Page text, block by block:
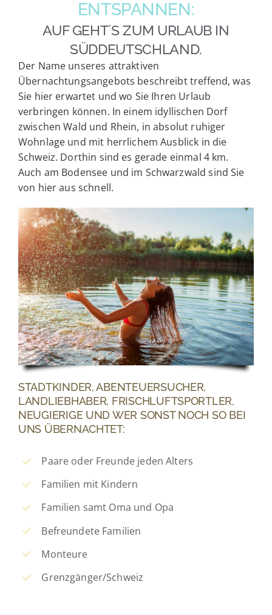
ENTSPANNEN:
AUF GEHT´S ZUM URLAUB IN
SÜDDEUTSCHLAND.
Der Name unseres attraktiven
Übernachtungsangebots beschreibt treffend, was
Sie hier erwartet und wo Sie Ihren Urlaub
verbringen können. In einem idyllischen Dorf
zwischen Wald und Rhein, in absolut ruhiger
Wohnlage und mit herrlichem Ausblick in die
Schweiz. Dorthin sind es gerade einmal 4 km.
Auch am Bodensee und im Schwarzwald sind Sie
von hier aus schnell.
STADTKINDER, ABENTEUERSUCHER,
LANDLIEBHABER, FRISCHLUFTSPORTLER,
NEUGIERIGE UND WER SONST NOCH SO BEI
UNS ÜBERNACHTET:
Paare oder Freunde jeden Alters
Familien mit Kindern
Familien samt Oma und Opa
Befreundete Familien
Monteure
Grenzgänger/Schweiz